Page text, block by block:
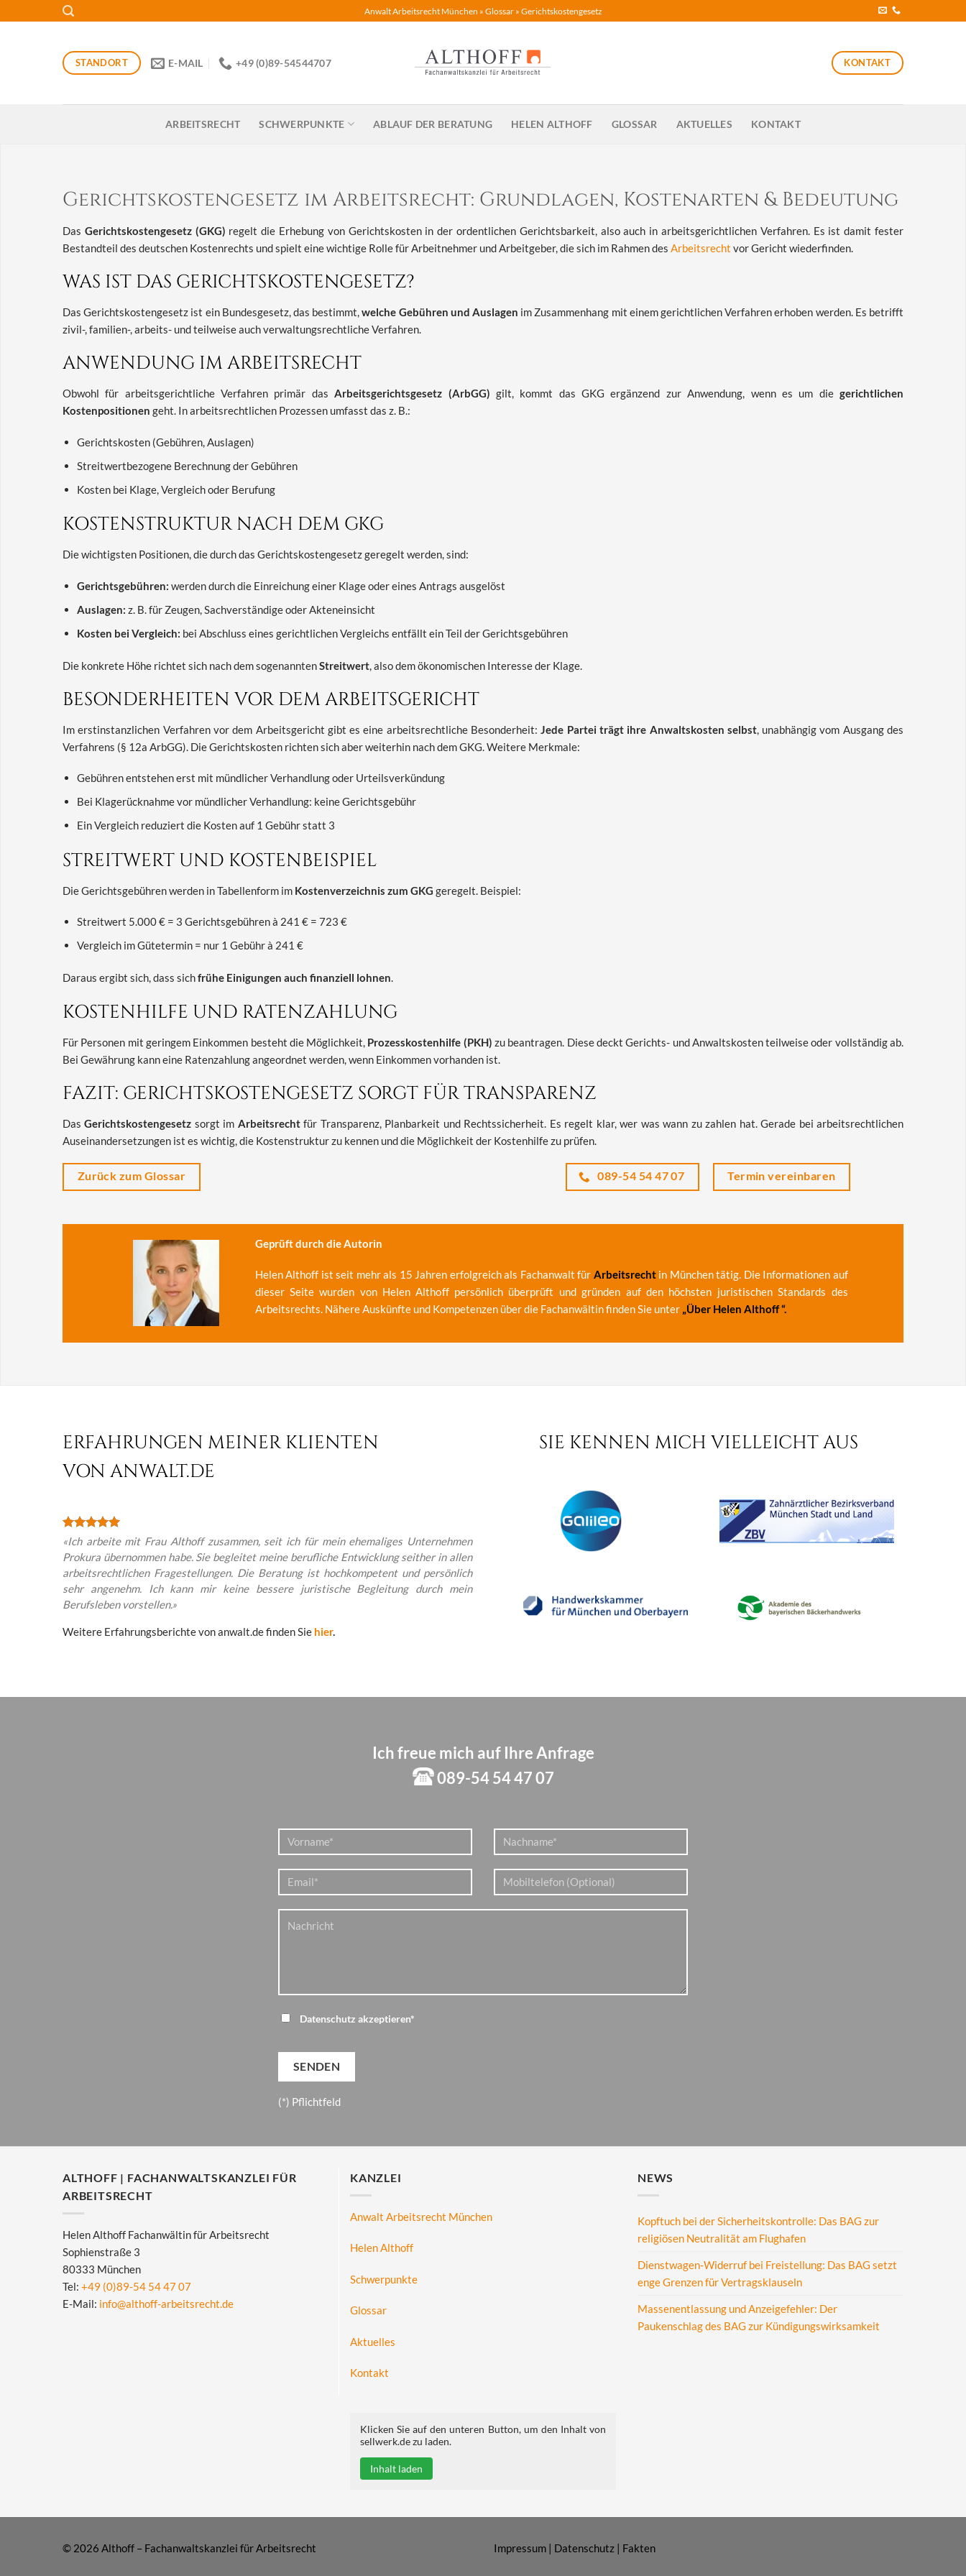
Inhalt
Anwalt Arbeitsrecht München » Glossar» Gerichtskostengesetz
STANDORT E-MAIL +49 (0)89-54544707 KONTAKT
ARBEITSRECHT SCHWERPUNKTE ABLAUF DER BERATUNG HELEN ALTHOFF GLOSSAR AKTUELLES KONTAKT
Gerichtskostengesetz im Arbeitsrecht: Grundlagen, Kostenarten & Bedeutung
Das Gerichtskostengesetz (GKG) regelt die Erhebung von Gerichtskosten in der ordentlichen Gerichtsbarkeit, also auch in arbeitsgerichtlichen Verfahren. Es ist damit fester
Bestandteil des deutschen Kostenrechts und spielt eine wichtige Rolle für Arbeitnehmer und Arbeitgeber, die sich im Rahmen des Arbeitsrecht vor Gericht wiederfinden.
WAS IST DAS GERICHTSKOSTENGESETZ?
Das Gerichtskostengesetz ist ein Bundesgesetz, das bestimmt,welche Gebühren und Auslagen im Zusammenhang mit einem gerichtlichen Verfahren erhoben werden. Es betrifft
zivil-, familien-, arbeits- und teilweise auch verwaltungsrechtliche Verfahren.
ANWENDUNG IM ARBEITSRECHT
Obwohl für arbeitsgerichtliche Verfahren primär dasArbeitsgerichtsgesetz (ArbGG) gilt, kommt das GKG ergänzend zur Anwendung, wenn es um diegerichtlichen
Kostenpositionen geht. In arbeitsrechtlichen Prozessen umfasst das z. B.:
Gerichtskosten (Gebühren, Auslagen)
Streitwertbezogene Berechnung der Gebühren
Kosten bei Klage, Vergleich oder Berufung
KOSTENSTRUKTUR NACH DEM GKG
Die wichtigsten Positionen, die durch das Gerichtskostengesetz geregelt werden, sind:
Gerichtsgebühren: werden durch die Einreichung einer Klage oder eines Antrags ausgelöst
Auslagen: z. B. für Zeugen, Sachverständige oder Akteneinsicht
Kosten bei Vergleich: bei Abschluss eines gerichtlichen Vergleichs entfällt ein Teil der Gerichtsgebühren
Die konkrete Höhe richtet sich nach dem sogenanntenStreitwert , also dem ökonomischen Interesse der Klage.
BESONDERHEITEN VOR DEM ARBEITSGERICHT
Im erstinstanzlichen Verfahren vor dem Arbeitsgericht gibt es eine arbeitsrechtliche Besonderheit:Jede Partei trägt ihre Anwaltskosten selbst, unabhängig vom Ausgang des
Verfahrens (§ 12a ArbGG). Die Gerichtskosten richten sich aber weiterhin nach dem GKG. Weitere Merkmale:
Gebühren entstehen erst mit mündlicher Verhandlung oder Urteilsverkündung
Bei Klagerücknahme vor mündlicher Verhandlung: keine Gerichtsgebühr
Ein Vergleich reduziert die Kosten auf 1 Gebühr statt 3
STREITWERT UND KOSTENBEISPIEL
Die Gerichtsgebühren werden in Tabellenform im Kostenverzeichnis zum GKG geregelt. Beispiel:
Streitwert 5.000 € = 3 Gerichtsgebühren à 241 € = 723 €
Vergleich im Gütetermin = nur 1 Gebühr à 241 €
Daraus ergibt sich, dass sichfrühe Einigungen auch finanziell lohnen.
KOSTENHILFE UND RATENZAHLUNG
Für Personen mit geringem Einkommen besteht die Möglichkeit, Prozesskostenhilfe (PKH) zu beantragen. Diese deckt Gerichts- und Anwaltskosten teilweise oder vollständig ab.
Bei Gewährung kann eine Ratenzahlung angeordnet werden, wenn Einkommen vorhanden ist.
FAZIT: GERICHTSKOSTENGESETZ SORGT FÜR TRANSPARENZ
DasGerichtskostengesetz sorgt im Arbeitsrechtfür Transparenz, Planbarkeit und Rechtssicherheit. Es regelt klar, wer was wann zu zahlen hat. Gerade bei arbeitsrechtlichen
Auseinandersetzungen ist es wichtig, die Kostenstruktur zu kennen und die Möglichkeit der Kostenhilfe zu prüfen.
Zurück zum Glossar 089-54 54 47 07 Termin vereinbaren
Geprüft durch die Autorin
Helen Althoff ist seit mehr als 15 Jahren erfolgreich als Fachanwalt für Arbeitsrecht in München tätig. Die Informationen auf
dieser Seite wurden von Helen Althoff persönlich überprüft und gründen auf den höchsten juristischen Standards des
Arbeitsrechts. Nähere Auskünfte und Kompetenzen über die Fachanwältin finden Sie unter „Über Helen Althoff“.
ERFAHRUNGEN MEINER KLIENTEN
VON ANWALT.DE
«Ich arbeite mit Frau Althoff zusammen, seit ich für mein ehemaliges Unternehmen
Prokura übernommen habe. Sie begleitet meine berufliche Entwicklung seither in allen
arbeitsrechtlichen Fragestellungen. Die Beratung ist hochkompetent und persönlich
sehr angenehm. Ich kann mir keine bessere juristische Begleitung durch mein
Berufsleben vorstellen.»
Weitere Erfahrungsberichte von anwalt.de finden Sie hier.
SIE KENNEN MICH VIELLEICHT AUS
Ich freue mich auf Ihre Anfrage
089-54 54 47 07
Datenschutz akzeptieren*
(*) Pflichtfeld
ALTHOFF | FACHANWALTSKANZLEI FÜR
ARBEITSRECHT
Helen Althoff Fachanwältin für Arbeitsrecht
Sophienstraße 3
80333 München
Tel: +49 (0)89-54 54 47 07
E-Mail: info@althoff-arbeitsrecht.de
KANZLEI
Anwalt Arbeitsrecht München
Helen Althoff
Schwerpunkte
Glossar
Aktuelles
Kontakt
NEWS
Kopftuch bei der Sicherheitskontrolle: Das BAG zur
religiösen Neutralität am Flughafen
Dienstwagen-Widerruf bei Freistellung: Das BAG setzt
enge Grenzen für Vertragsklauseln
Massenentlassung und Anzeigefehler: Der
Paukenschlag des BAG zur Kündigungswirksamkeit
Klicken Sie auf den unteren Button, um den Inhalt von
sellwerk.de zu laden.
Inhalt laden
© 2026 Althoff – Fachanwaltskanzlei für Arbeitsrecht Impressum | Datenschutz | Fakten